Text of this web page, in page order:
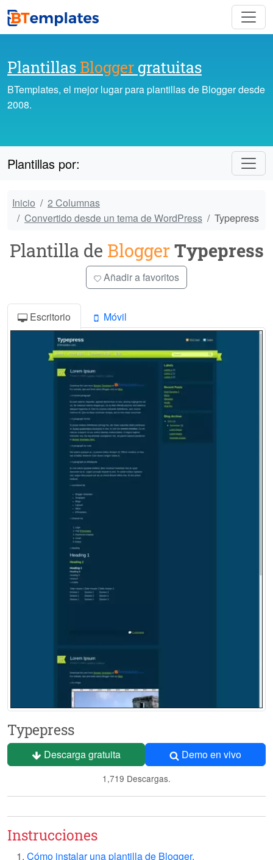
Plantillas Blogger gratuitas
BTemplates, el mejor lugar para plantillas de Blogger desde
2008.
Plantillas por:
Inicio
2 Columnas
Convertido desde un tema de WordPress
Typepress
Plantilla de BloggerTypepress
Añadir a favoritos
Typepress
Descarga gratuita Demo en vivo
1,719 Descargas.
Escritorio Móvil
Instrucciones
Cómo instalar una plantilla de Blogger.